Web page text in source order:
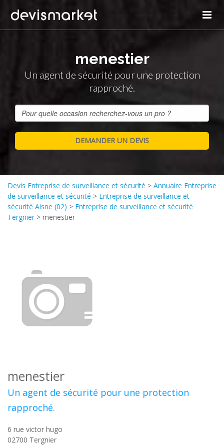
menestier
Un agent de sécurité pour une protection
rapproché.
Devis Entreprise de surveillance et sécurité > Annuaire Entreprise
de surveillance et sécurité > Entreprise de surveillance et
sécurité Aisne (02) > Entreprise de surveillance et sécurité
Tergnier > menestier
menestier
Un agent de sécurité pour une protection
rapproché.
6 rue victor hugo
02700 Tergnier